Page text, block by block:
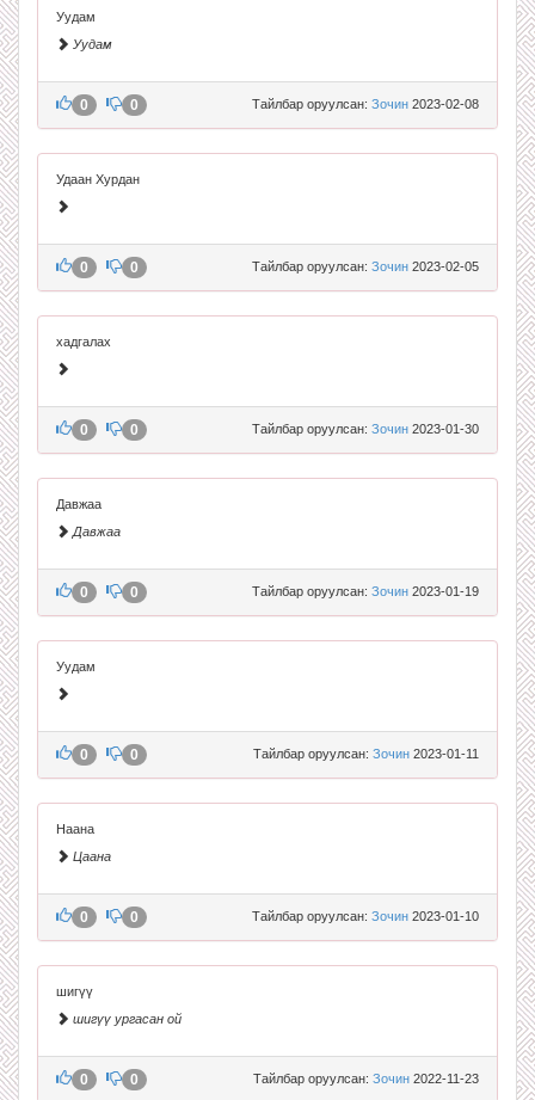
Уудам
Уудам
Тайлбар оруулсан: Зочин 2023-02-08
0 0
Удаан Хурдан
Тайлбар оруулсан: Зочин 2023-02-05
0 0
хадгалах
Тайлбар оруулсан: Зочин 2023-01-30
0 0
Давжаа
Давжаа
Тайлбар оруулсан: Зочин 2023-01-19
0 0
Уудам
Тайлбар оруулсан: Зочин 2023-01-11
0 0
Наана
Цаана
Тайлбар оруулсан: Зочин 2023-01-10
0 0
шигүү
шигүү ургасан ой
Тайлбар оруулсан: Зочин 2022-11-23
0 0